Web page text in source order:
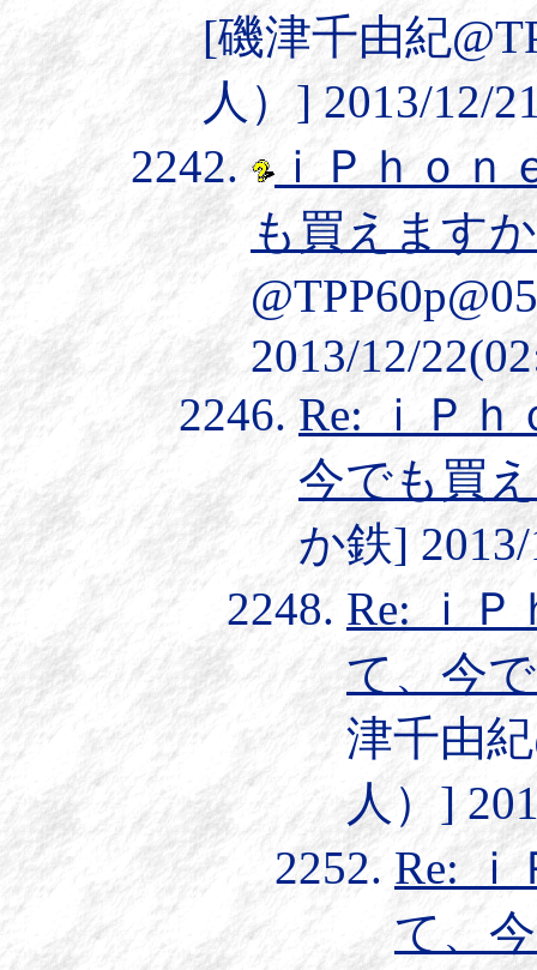
[磯津千由紀
人）] 2013/12/
ｉＰｈｏ
も買えます
2013/12/
Re: ｉＰ
今でも買
か鉄]
Re: ｉ
て、今
津千由
人）]
Re:
て、